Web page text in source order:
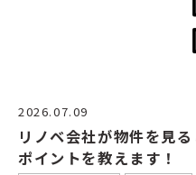
2026.07.09
リノベ会社が物件を見
ポイントを教えます！